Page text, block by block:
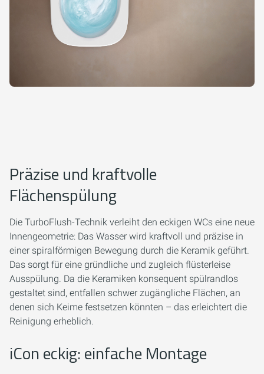
Präzise und kraftvolle
Flächenspülung
Die TurboFlush-Technik verleiht den eckigen WCs eine neue
Innengeometrie: Das Wasser wird kraftvoll und präzise in
einer spiralförmigen Bewegung durch die Keramik geführt.
Das sorgt für eine gründliche und zugleich flüsterleise
Ausspülung. Da die Keramiken konsequent spülrandlos
gestaltet sind, entfallen schwer zugängliche Flächen, an
denen sich Keime festsetzen könnten – das erleichtert die
Reinigung erheblich.
iCon eckig: einfache Montage